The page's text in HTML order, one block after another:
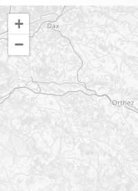
+
−